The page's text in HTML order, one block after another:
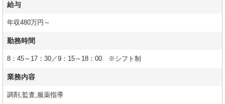
給与
年収480万円～
勤務時間
8：45～17：30／9：15～18：00 ※シフト制
業務内容
調剤,監査,服薬指導